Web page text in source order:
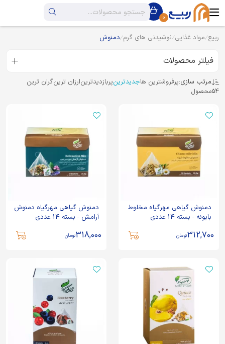
0
ربیع مواد غذایی نوشیدنی های گرم دمنوش
فیلتر محصولات
مرتب سازی:پرفروشترین هاجدیدترینپربازدیدترینارزان ترینگران ترین
54محصول
دمنوش گیاهی مهرگیاه مخلوط
بابونه - بسته 14 عددی
312,700تومان
دمنوش گیاهی مهرگیاه دمنوش
آرامش - بسته 14 عددی
318,000تومان